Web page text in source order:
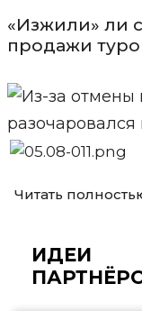
«Изжили» ли
продажи
Читать
ИДЕИ